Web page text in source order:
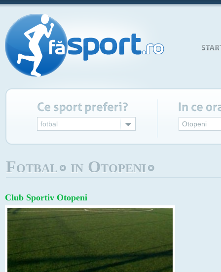
fotbal Otopeni
Fotbal in Otopeni
Club Sportiv Otopeni